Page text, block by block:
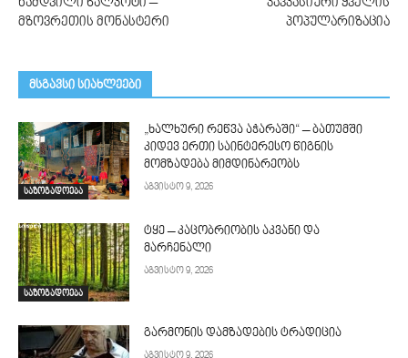
ნამდვილი წალკოტი –
მზოვრეთის მონასტერი
კავკასიური ყველის
პოპულარიზაცია
მსგავსი სიახლეები
საზოგადოება
„ხალხური რეწვა აჭარაში“ – ბათუმში
კიდევ ერთი საინტერესო წიგნის
მომზადება მიმდინარეობს
აგვისტო 9, 2026
საზოგადოება
ტყე – კაცობრიობის აკვანი და
მარჩენალი
აგვისტო 9, 2026
გარმონის დამზადების ტრადიცია
აგვისტო 9, 2026